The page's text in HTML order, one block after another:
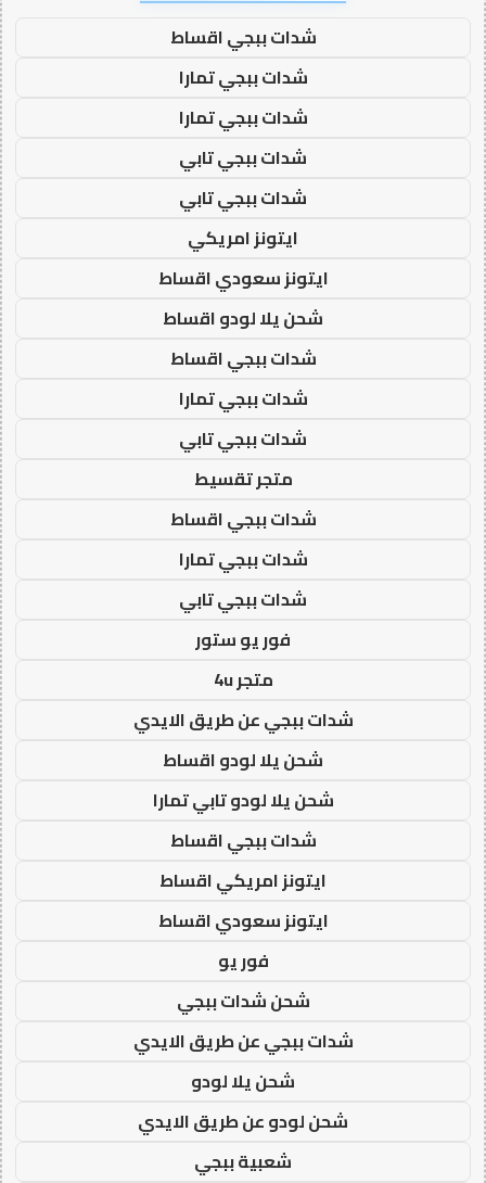
شدات ببجي اقساط
شدات ببجي تمارا
شدات ببجي تمارا
شدات ببجي تابي
شدات ببجي تابي
ايتونز امريكي
ايتونز سعودي اقساط
شحن يلا لودو اقساط
شدات ببجي اقساط
شدات ببجي تمارا
شدات ببجي تابي
متجر تقسيط
شدات ببجي اقساط
شدات ببجي تمارا
شدات ببجي تابي
فور يو ستور
متجر 4u
شدات ببجي عن طريق الايدي
شحن يلا لودو اقساط
شحن يلا لودو تابي تمارا
شدات ببجي اقساط
ايتونز امريكي اقساط
ايتونز سعودي اقساط
فور يو
شحن شدات ببجي
شدات ببجي عن طريق الايدي
شحن يلا لودو
شحن لودو عن طريق الايدي
شعبية ببجي